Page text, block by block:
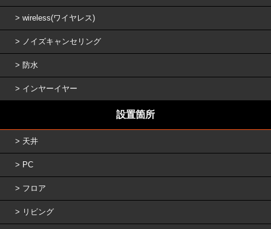
wireless(ワイヤレス)
ノイズキャンセリング
防水
インヤーイヤー
設置箇所
天井
PC
フロア
リビング